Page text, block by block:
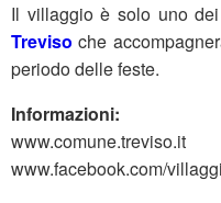
Il villaggio è solo uno
Treviso che
periodo delle feste.
Informazioni:
www.comune.treviso.it
www.facebook.com/